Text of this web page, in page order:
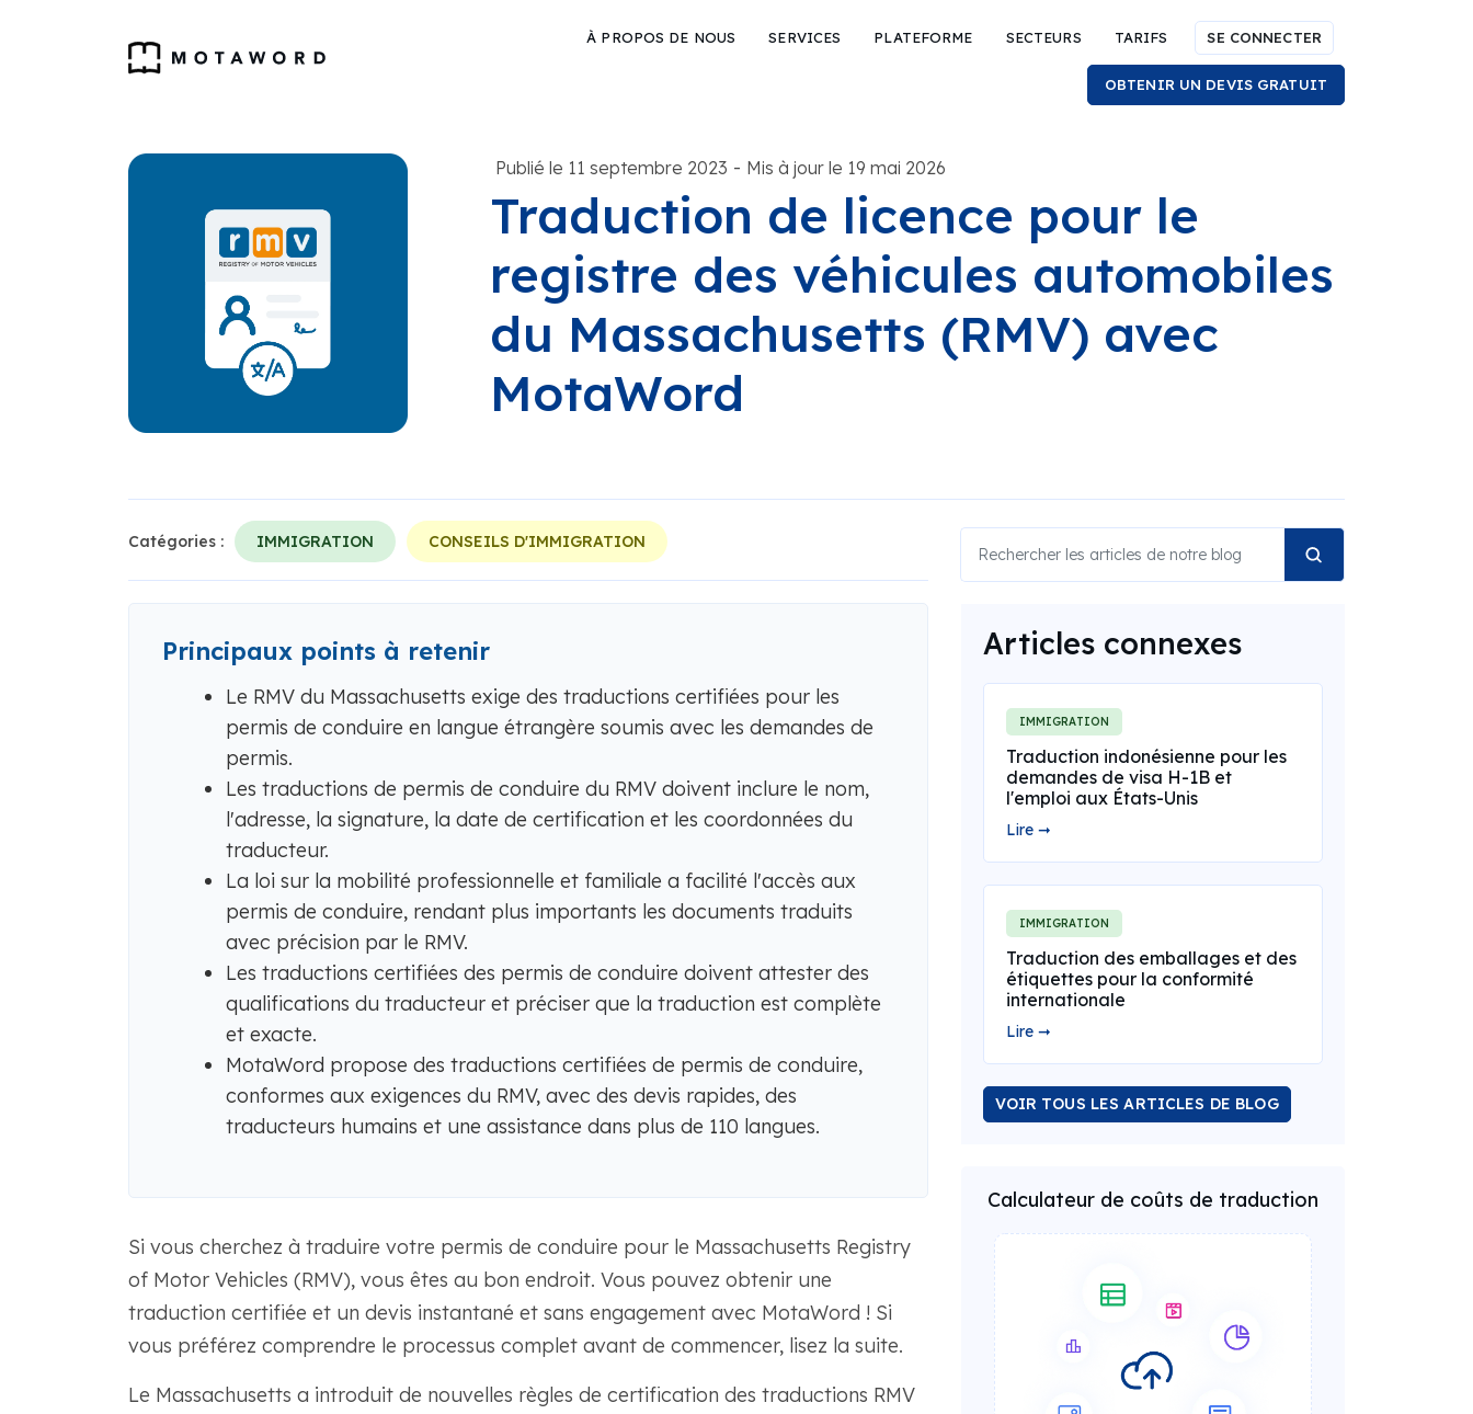
À PROPOS DE NOUS SERVICES PLATEFORME SECTEURS TARIFS SE CONNECTER
OBTENIR UN DEVIS GRATUIT
Publié le 11 septembre 2023 - Mis à jour le 19 mai 2026
Traduction de licence pour le
registre des véhicules automobiles
du Massachusetts (RMV) avec
MotaWord
Catégories : IMMIGRATION CONSEILS D'IMMIGRATION
Principaux points à retenir
Le RMV du Massachusetts exige des traductions certifiées pour les
permis de conduire en langue étrangère soumis avec les demandes de
permis.
Les traductions de permis de conduire du RMV doivent inclure le nom,
l'adresse, la signature, la date de certification et les coordonnées du
traducteur.
La loi sur la mobilité professionnelle et familiale a facilité l'accès aux
permis de conduire, rendant plus importants les documents traduits
avec précision par le RMV.
Les traductions certifiées des permis de conduire doivent attester des
qualifications du traducteur et préciser que la traduction est complète
et exacte.
MotaWord propose des traductions certifiées de permis de conduire,
conformes aux exigences du RMV, avec des devis rapides, des
traducteurs humains et une assistance dans plus de 110 langues.
Si vous cherchez à traduire votre permis de conduire pour le Massachusetts Registry
of Motor Vehicles (RMV), vous êtes au bon endroit. Vous pouvez obtenir une
traduction certifiée et un devis instantané et sans engagement avec MotaWord ! Si
vous préférez comprendre le processus complet avant de commencer, lisez la suite.
Le Massachusetts a introduit de nouvelles règles de certification des traductions RMV
Articles connexes
IMMIGRATION
Traduction indonésienne pour les
demandes de visa H-1B et
l'emploi aux États-Unis
Lire ➞
IMMIGRATION
Traduction des emballages et des
étiquettes pour la conformité
internationale
Lire ➞
VOIR TOUS LES ARTICLES DE BLOG
Calculateur de coûts de traduction